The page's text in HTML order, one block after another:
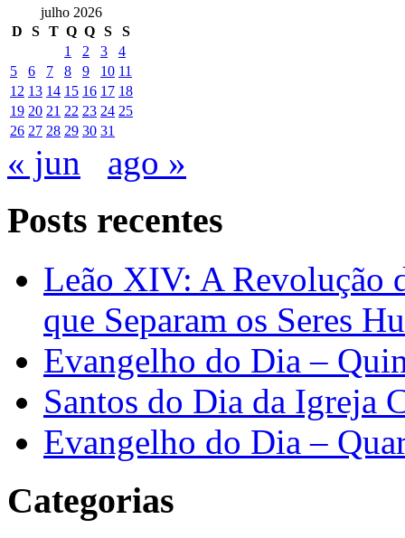
julho 2026
D
S T Q Q S
S
1
2 3
4
5
6 7 8 9 10 11
12 13 14 15 16 17 18
19 20 21 22 23 24 25
26 27 28 29 30 31
« jun ago »
Posts recentes
Leão XIV: A Revolução
que Separam os Seres
Evangelho do Dia –
Santos do Dia da Igreja
Evangelho do Dia –
Categorias